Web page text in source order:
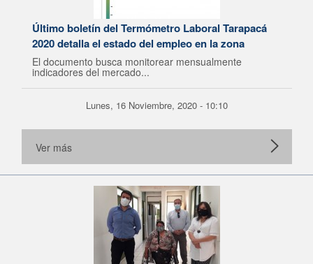
Último boletín del Termómetro Laboral Tarapacá
2020 detalla el estado del empleo en la zona
El documento busca monitorear mensualmente
indicadores del mercado...
Lunes, 16 Noviembre, 2020 - 10:10
Ver más